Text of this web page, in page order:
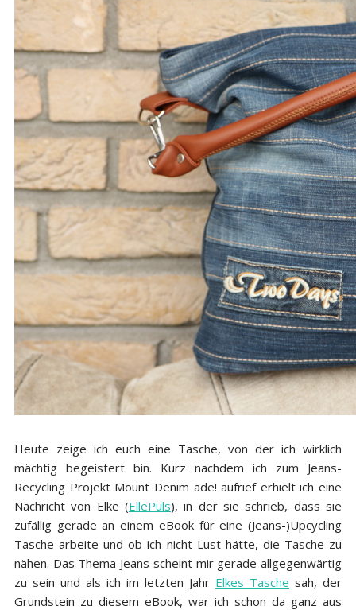
Heute zeige ich euch eine Tasche, von der ich wirklich
mächtig begeistert bin. Kurz nachdem ich zum Jeans-
Recycling Projekt Mount Denim ade! aufrief erhielt ich eine
Nachricht von Elke (EllePuls), in der sie schrieb, dass sie
zufällig gerade an einem eBook für eine (Jeans-)Upcycling
Tasche arbeite und ob ich nicht Lust hätte, die Tasche zu
nähen. Das Thema Jeans scheint mir gerade allgegenwärtig
zu sein und als ich im letzten Jahr Elkes Tasche sah, der
Grundstein zu diesem eBook, war ich schon da ganz aus